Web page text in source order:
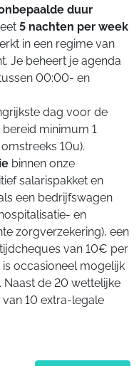
duur
5 nachten per week
in een regime van
Je beheert je agenda
00:00- en
dag voor de
minimum 1
10u).
binnen onze
salarispakket en
een bedrijfswagen
en
zorgverzekering), een
van 10€ per
occasioneel mogelijk
Naast de 20 wettelijke
10 extra-legale